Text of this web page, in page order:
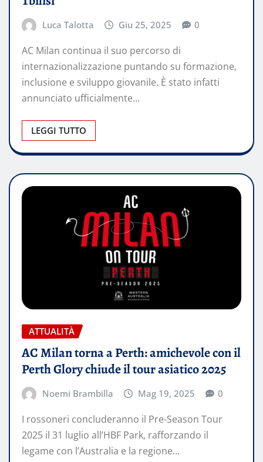
Luca Talotta Giu 25, 2025 0
AC Milan continua il suo percorso di
internazionalizzazione puntando su formazione,
inclusione e sviluppo giovanile. È stato infatti
annunciato ufficialmente…
LEGGI TUTTO
ATTUALITÀ
AC Milan torna a Perth: amichevole con il
Perth Glory chiude il tour asiatico 2025
Noemi Brambilla Mag 19, 2025 0
I rossoneri concluderanno il Pre-Season Tour
2025 il 31 luglio all’HBF Park, rafforzando il
legame con l’Australia e la regione…